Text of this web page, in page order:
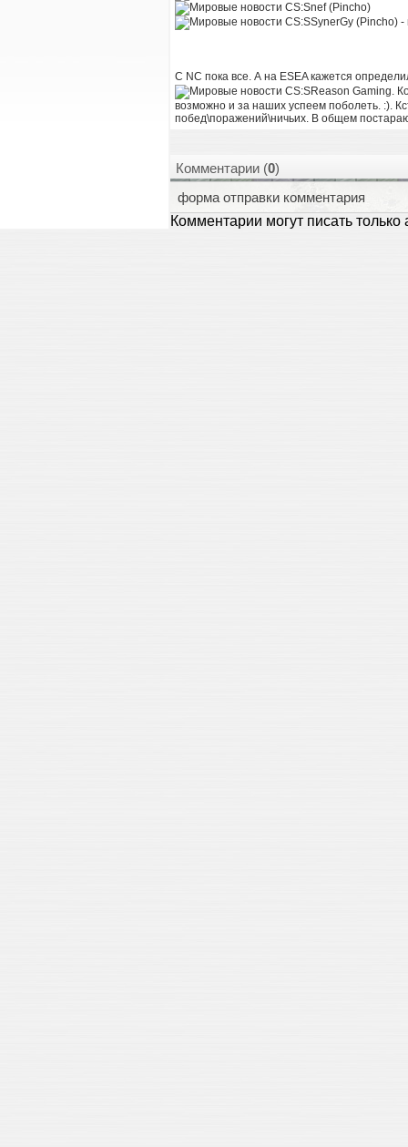
nef (Pincho)
SynerGy (Pincho)
С NC пока все. А на ESEA кажется
Reason Gaming.
возможно и за наших успеем поболеть. :).
побед\поражений\ничьих. В общем
Комментарии (0)
форма отправки комментария
Комментарии могут писать